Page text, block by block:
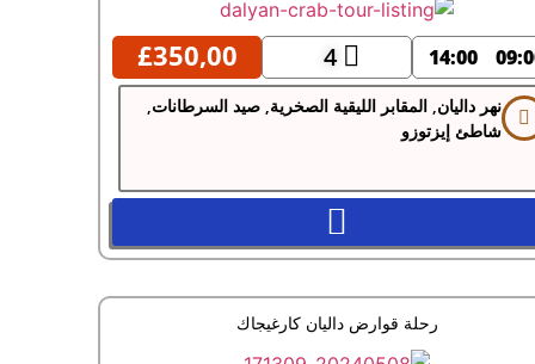
14:00
4
£350,00
نهر داليان, المقابر الليقية الصخرية, صيد السرطانات,
شاطئ إيزتوزو
رحلة قوارض داليان كارغيجاك